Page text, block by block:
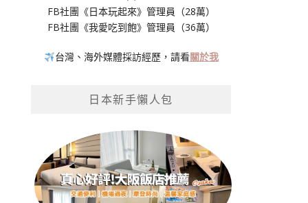
FB社團《日本玩起來》管理員（28萬）
FB社團《我愛吃到飽》管理員（36萬）
台灣、海外媒體採訪經歷，請看關於我
日本新手懶人包